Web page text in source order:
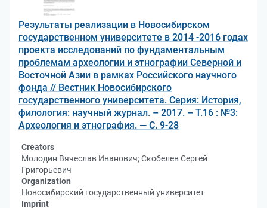
Результаты реализации в Новосибирском
государственном университете в 2014 -2016 годах
проекта исследований по фундаментальным
проблемам археологии и этнографии Северной и
Восточной Азии в рамках Российского научного
фонда // Вестник Новосибирского
государственного университета. Серия: История,
филология: научный журнал. – 2017. – Т.16 : №3:
Археология и этнография. — С. 9-28
Creators
Молодин Вячеслав Иванович; Скобелев Сергей
Григорьевич
Organization
Новосибирский государственный университет
Imprint